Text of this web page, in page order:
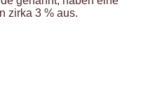
zirka 3 % aus.